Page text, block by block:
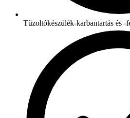
Tűzoltókészülék-karbantartás és -